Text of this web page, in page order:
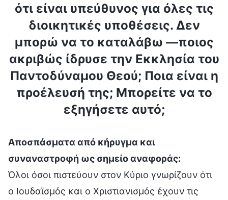
ότι είναι υπεύθυνος για όλες τις
διοικητικές υποθέσεις. Δεν
μπορώ να το καταλάβω —ποιος
ακριβώς ίδρυσε την Εκκλησία του
Παντοδύναμου Θεού; Ποια είναι η
προέλευσή της; Μπορείτε να το
εξηγήσετε αυτό;
Αποσπάσματα από κήρυγμα και
συναναστροφή ως σημείο αναφοράς:
Όλοι όσοι πιστεύουν στον Κύριο γνωρίζουν ότι
ο Ιουδαϊσμός και ο Χριστιανισμός έχουν τις